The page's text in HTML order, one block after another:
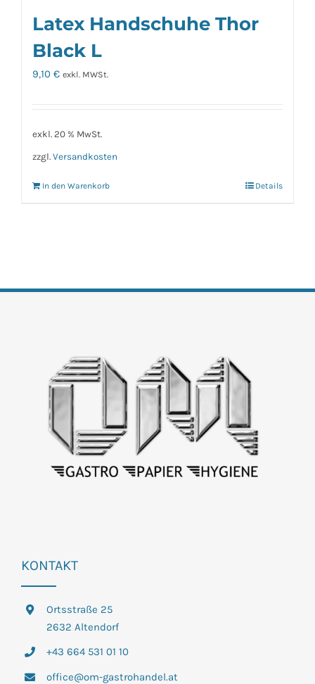
Latex Handschuhe Thor
Black L
9,10 € exkl. MWSt.
exkl. 20 % MwSt.
zzgl. Versandkosten
In den Warenkorb Details
KONTAKT
Ortsstraße 25
2632 Altendorf
+43 664 531 01 10
office@om-gastrohandel.at